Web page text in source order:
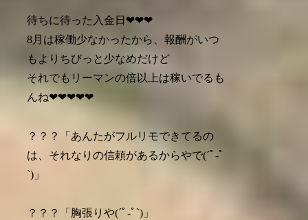
待ちに待った入金日❤❤❤
8月は稼働少なかったから、報酬がいつ
もよりちびっと少なめだけど
それでもリーマンの倍以上は稼いでるも
んね❤❤❤❤❤
？？？「あんたがフルリモできてるの
は、それなりの信頼があるからやで(´ﾟ-ﾟ
`)」
？？？「胸張りや(´ﾟ-ﾟ`)」